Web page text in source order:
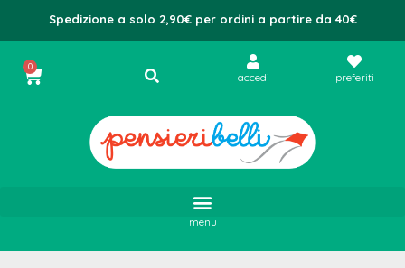
Spedizione a solo 2,90€ per ordini a partire da 40€
0
accedi preferiti
menu